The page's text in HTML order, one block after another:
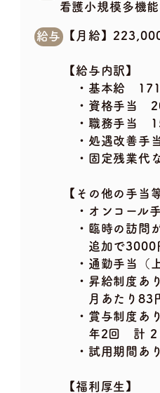
看護小規模多機
給与 【月給】
【給与内訳】
・基本給
・資格手当
・職務手当
・処遇改善手
・固定残業代
【その他の手当
・オンコール
・臨時の訪問
追加で3000
・通勤手当（
・昇給制度あり
月あたり83円
・賞与制度あり
年2回 計 2ヶ
・試用期間あ
【福利厚生】